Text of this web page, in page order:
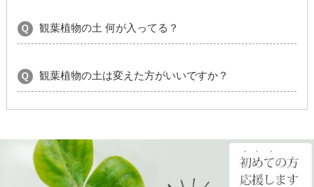
観葉植物の土 何が入ってる？
観葉植物の土は変えた方がいいですか？